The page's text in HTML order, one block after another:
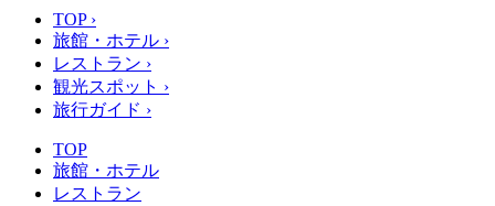
TOP ›
旅館・ホテル ›
レストラン ›
観光スポット ›
旅行ガイド ›
TOP
旅館・ホテル
レストラン